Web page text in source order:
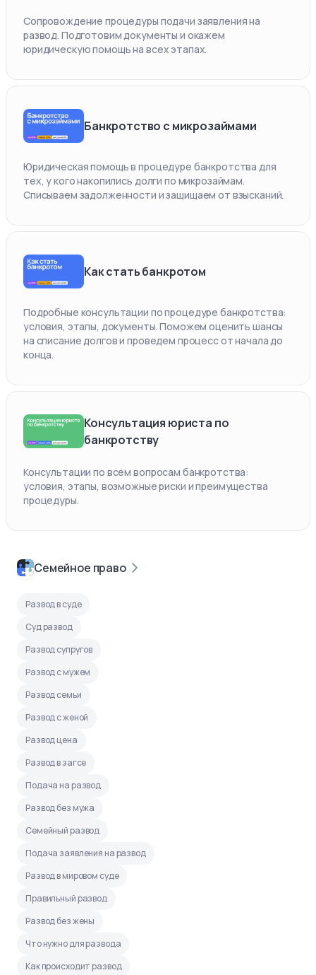
Сопровождение процедуры подачи заявления на
развод. Подготовим документы и окажем
юридическую помощь на всех этапах.
Банкротство с микрозаймами
Юридическая помощь в процедуре банкротства для
тех, у кого накопились долги по микрозаймам.
Списываем задолженности и защищаем от взысканий.
Как стать банкротом
Подробные консультации по процедуре банкротства:
условия, этапы, документы. Поможем оценить шансы
на списание долгов и проведем процесс от начала до
конца.
Консультация юриста по
банкротству
Консультации по всем вопросам банкротства:
условия, этапы, возможные риски и преимущества
процедуры.
Семейное право
Развод в суде
Суд развод
Развод супругов
Развод с мужем
Развод семьи
Развод с женой
Развод цена
Развод в загсе
Подача на развод
Развод без мужа
Семейный развод
Подача заявления на развод
Развод в мировом суде
Правильный развод
Развод без жены
Что нужно для развода
Как происходит развод